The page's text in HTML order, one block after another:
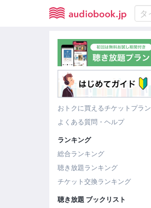
おトクに買えるチケットプラン
よくある質問・ヘルプ
ランキング
総合ランキング
聴き放題ランキング
チケット交換ランキング
聴き放題 ブックリスト